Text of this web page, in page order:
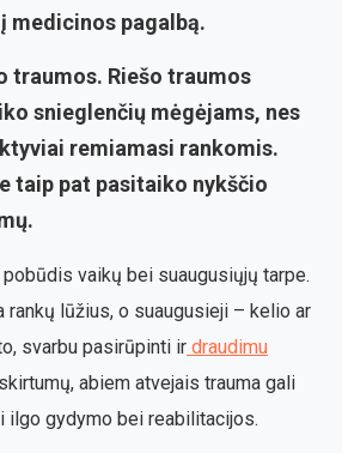
medicinos pagalbą.
traumos. Riešo traumos
snieglenčių mėgėjams, nes
remiamasi rankomis.
taip pat pasitaiko nykščio
vaikų bei suaugusiųjų tarpe.
rankų lūžius, o suaugusieji – kelio ar
svarbu pasirūpinti ir draudimu
abiem atvejais trauma gali
ilgo gydymo bei reabilitacijos.